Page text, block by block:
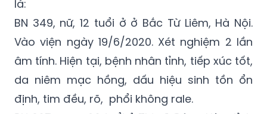
Vào viện ngày 19/6/2020. Xét nghiệm 2 lần
âm tính. Hiện tại, bệnh nhân tỉnh, tiếp xúc tốt,
da niêm mạc hồng, dấu hiệu sinh tồn ổn
định, tim đều, rõ, phổi không rale.
BN 367, nam, 26 tuổi ở Thị xã Đông Hòa, tỉnh
Phú Yên. Vào viện ngày 05/7/2020. Xét